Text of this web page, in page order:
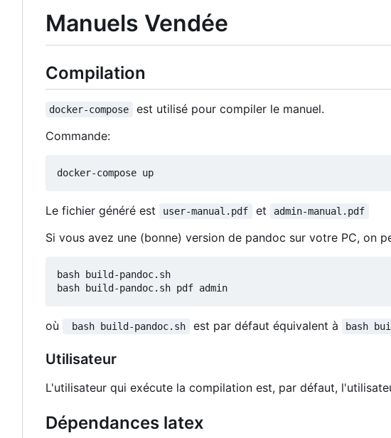
Manuels Vendée
Compilation
docker-compose
est utilisé pour compiler le manuel.
Commande:
Le fichier généré est user-manual.pdf et admin-manual.pdf
Si vous avez une (bonne) version de pandoc sur votre PC, on
bash build-pandoc.sh
où bash build-pandoc.sh est par défaut équivalent à bash
Utilisateur
L'utilisateur qui exécute la compilation est, par défaut,
Dépendances latex